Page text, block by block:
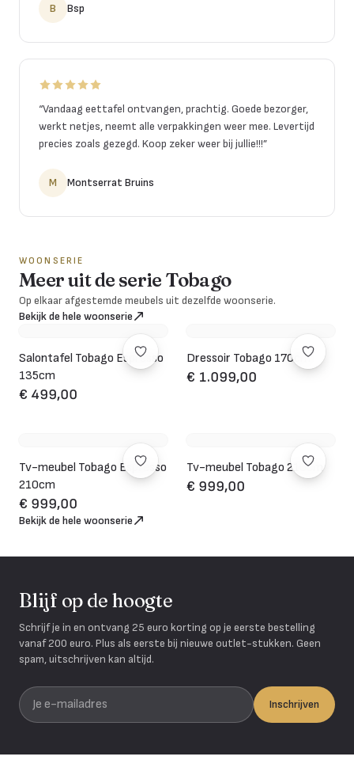
B Bsp
“Vandaag eettafel ontvangen, prachtig. Goede bezorger,
werkt netjes, neemt alle verpakkingen weer mee. Levertijd
precies zoals gezegd. Koop zeker weer bij jullie!!!”
M Montserrat Bruins
WOONSERIE
Meer uit de serie Tobago
Op elkaar afgestemde meubels uit dezelfde woonserie.
Bekijk de hele woonserie
Salontafel Tobago Espresso
135cm
€ 499,00
Dressoir Tobago 170cm
€ 1.099,00
Tv-meubel Tobago Espresso
210cm
€ 999,00
Tv-meubel Tobago 210cm
€ 999,00
Bekijk de hele woonserie
Blijf op de hoogte
Schrijf je in en ontvang 25 euro korting op je eerste bestelling
vanaf 200 euro. Plus als eerste bij nieuwe outlet-stukken. Geen
spam, uitschrijven kan altijd.
Je e-mailadres
Inschrijven